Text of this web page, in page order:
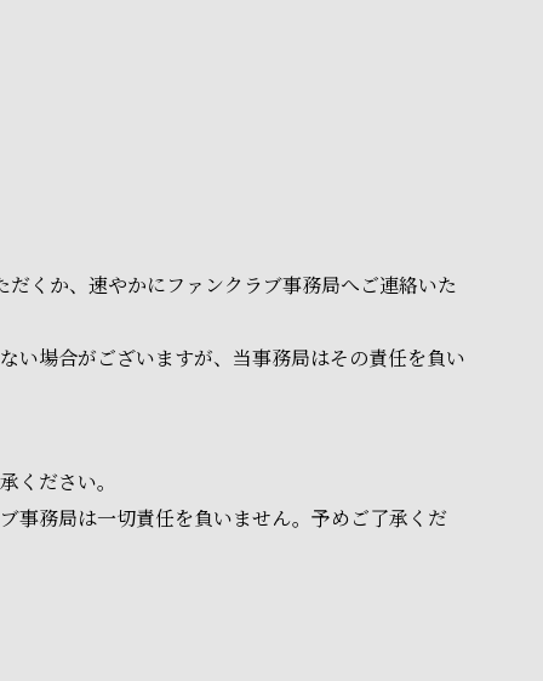
くか、速やかにファンクラブ事務局へご連絡いた
い場合がございますが、当事務局はその責任を負い
ください。
事務局は一切責任を負いません。予めご了承くだ